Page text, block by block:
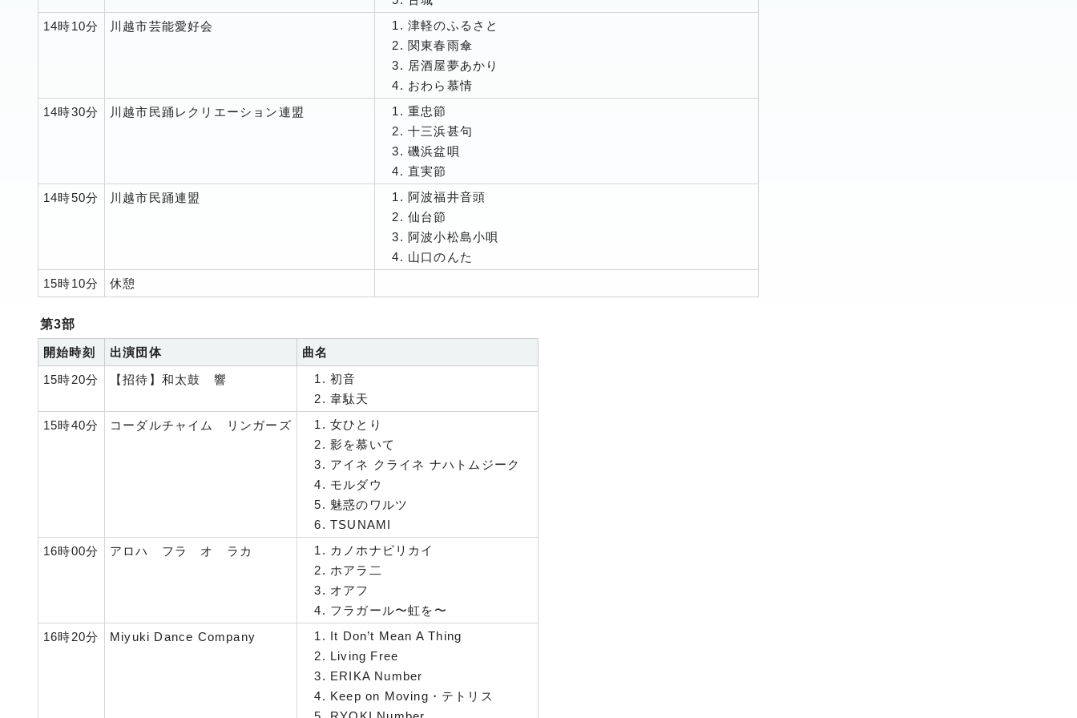
14時10分
川越市芸能愛好会
津軽のふるさと
関東春雨傘
居酒屋夢あかり
おわら慕情
14時30分
川越市民踊レクリエーション連盟
重忠節
十三浜甚句
磯浜盆唄
直実節
14時50分
川越市民踊連盟
阿波福井音頭
仙台節
阿波小松島小唄
山口のんた
15時10分
休憩
第3部
開始時刻 出演団体
曲名
15時20分
【招待】和太鼓 響
初音
韋駄天
15時40分
コーダルチャイム リンガーズ
女ひとり
影を慕いて
アイネ クライネ ナハトムジーク
モルダウ
魅惑のワルツ
TSUNAMI
16時00分
アロハ フラ オ ラカ
カノホナピリカイ
ホアラ二
オアフ
フラガール〜虹を〜
16時20分
Miyuki Dance Company
It Don’t Mean A Thing
Living Free
ERIKA Number
Keep on Moving・テトリス